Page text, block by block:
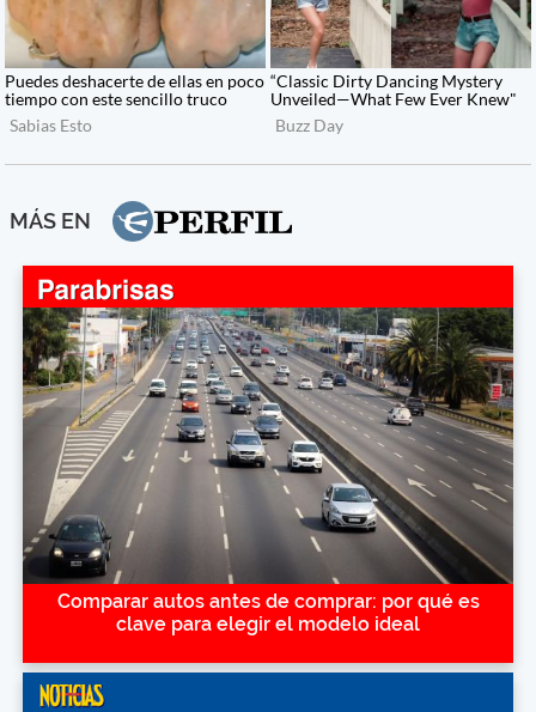
MÁS EN
Comparar autos antes de comprar: por qué es
clave para elegir el modelo ideal